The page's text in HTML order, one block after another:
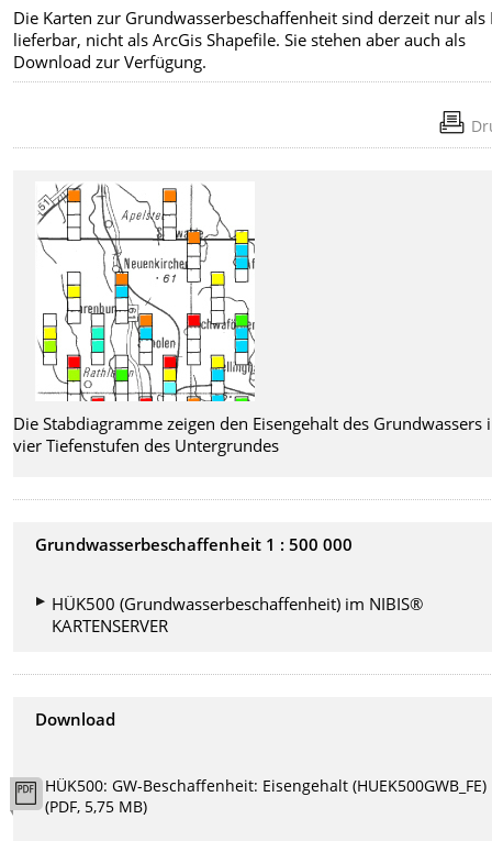
Die Karten zur Grundwasserbeschaffenheit sind derzeit nur als
lieferbar, nicht als ArcGis Shapefile. Sie stehen aber auch als
Download zur Verfügung.
Die Stabdiagramme zeigen den Eisengehalt des Grundwassers
vier Tiefenstufen des Untergrundes
Grundwasserbeschaffenheit 1 : 500 000
HÜK500 (Grundwasserbeschaffenheit) im NIBIS®
KARTENSERVER
Download
HÜK500: GW-Beschaffenheit: Eisengehalt (HUEK500GWB_FE)
(PDF, 5,75 MB)